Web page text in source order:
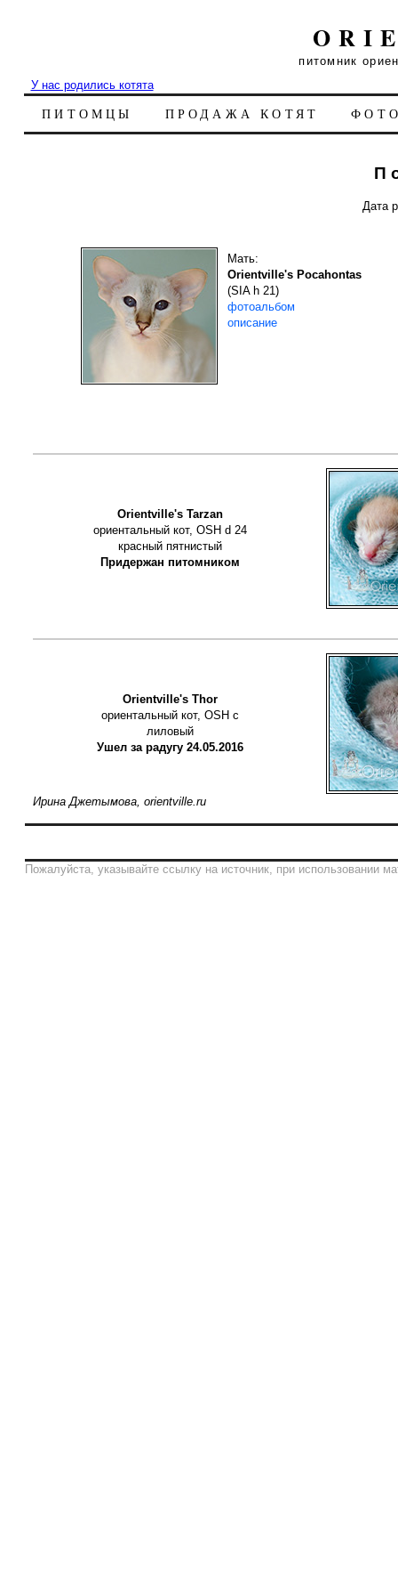
питомник
У нас родились котята
ПИТОМЦЫ ПРОДАЖА КОТЯТ
Дата
Мать:
Orientville's Pocahontas
(SIA h 21)
фотоальбом
описание
Orientville's Tarzan
ориентальный кот, OSH d 24
красный пятнистый
Придержан питомником
Orientville's Thor
ориентальный кот, OSH c
лиловый
Ушел за радугу 24.05.2016
Ирина Джетымова, orientville.ru
Пожалуйста, указывайте ссылку на источник, при использовании